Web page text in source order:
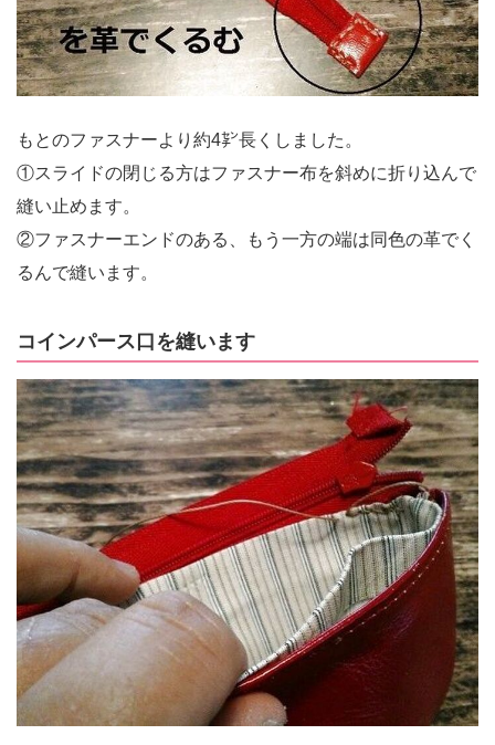
もとのファスナーより約4㌢長くしました。
①スライドの閉じる方はファスナー布を斜めに折り込んで
縫い止めます。
②ファスナーエンドのある、もう一方の端は同色の革でく
るんで縫います。
コインパース口を縫います